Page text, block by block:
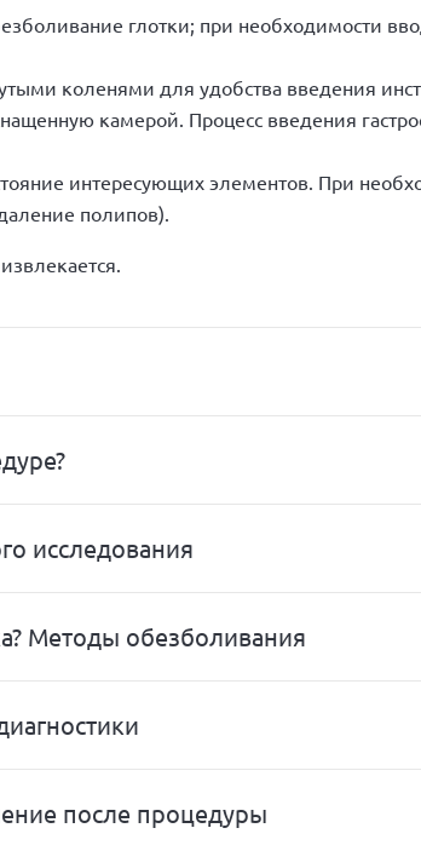
глотки; при необходимости
коленями для удобства введения
камерой. Процесс введения
интересующих элементов. При
полипов).
исследования
Методы обезболивания
после процедуры